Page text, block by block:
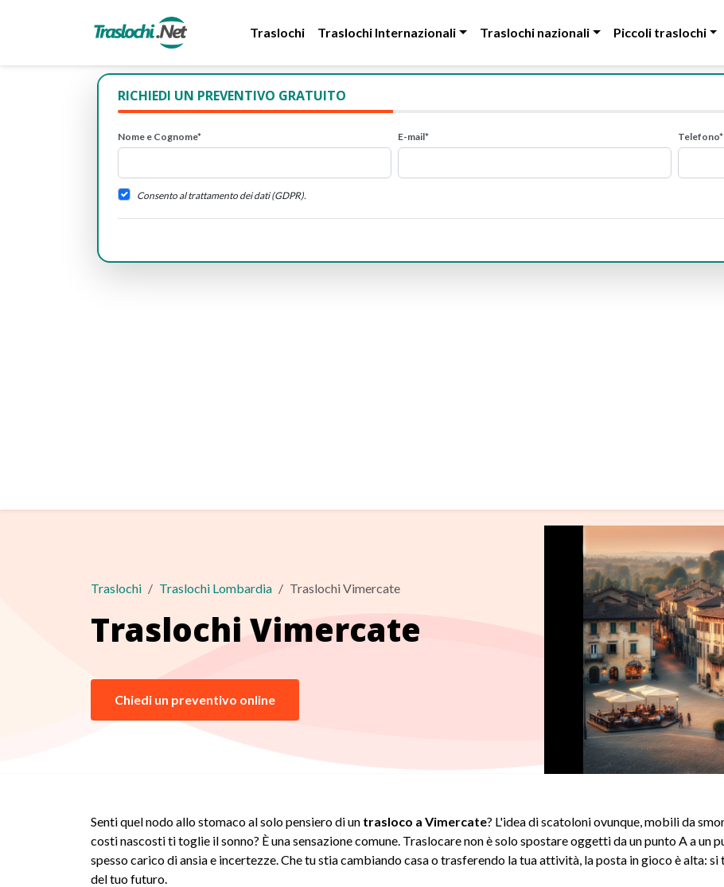
Traslochi Traslochi Internazionali Traslochi nazionali Piccoli traslochi
RICHIEDI UN PREVENTIVO GRATUITO
Nome e Cognome* E-mail* Telefono*
Consento al trattamento dei dati (GDPR).
Traslochi Traslochi Lombardia Traslochi Vimercate
Traslochi Vimercate
Chiedi un preventivo online
Senti quel nodo allo stomaco al solo pensiero di un trasloco a Vimercate? L'idea di scatoloni ovunque, mobili da
costi nascosti ti toglie il sonno? È una sensazione comune. Traslocare non è solo spostare oggetti da un punto A a un
spesso carico di ansia e incertezze. Che tu stia cambiando casa o trasferendo la tua attività, la posta in gioco è alta:
del tuo futuro.